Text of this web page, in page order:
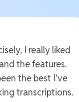
I really liked
the features.
the best I've
transcriptions.